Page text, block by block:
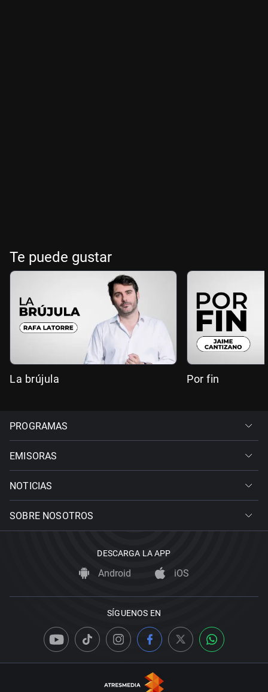
Te puede gustar
La brújula Por fin
PROGRAMAS
EMISORAS
NOTICIAS
SOBRE NOSOTROS
DESCARGA LA APP
Android iOS
SÍGUENOS EN